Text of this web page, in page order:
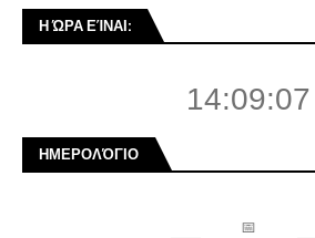
Η ΏΡΑ ΕΊΝΑΙ:
14:09:08
ΗΜΕΡΟΛΌΓΙΟ
📅